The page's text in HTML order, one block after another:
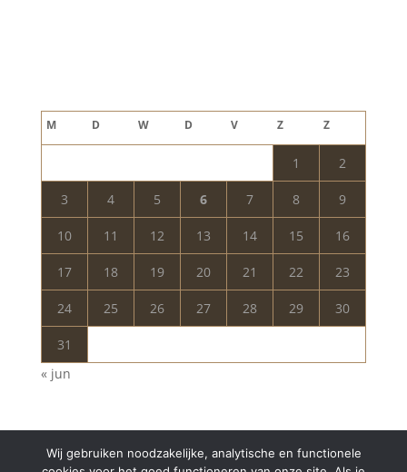
M D W D V Z Z
1 2
3 4 5 6 7 8 9
10 11 12 13 14 15 16
17 18 19 20 21 22 23
24 25 26 27 28 29 30
31
« jun
Wij gebruiken noodzakelijke, analytische en functionele